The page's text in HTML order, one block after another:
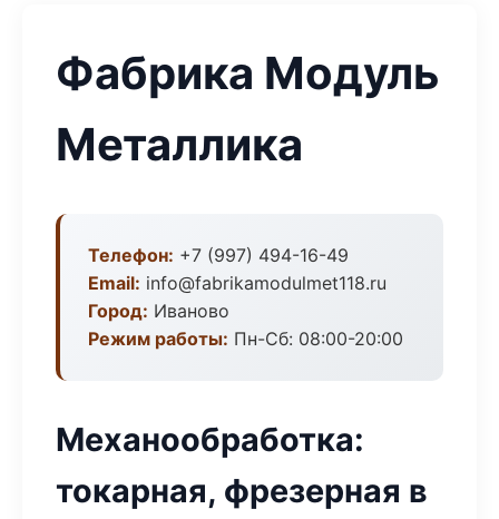
Фабрика Модуль
Металлика
Телефон: +7 (997) 494-16-49
Email: info@fabrikamodulmet118.ru
Город: Иваново
Режим работы: Пн-Сб: 08:00-20:00
Механообработка:
токарная, фрезерная в